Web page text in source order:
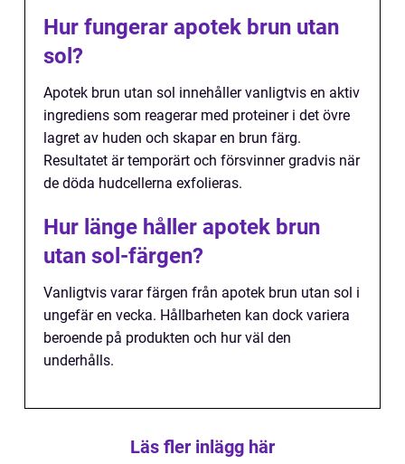
Hur fungerar apotek brun utan
sol?
Apotek brun utan sol innehåller vanligtvis en aktiv
ingrediens som reagerar med proteiner i det övre
lagret av huden och skapar en brun färg.
Resultatet är temporärt och försvinner gradvis när
de döda hudcellerna exfolieras.
Hur länge håller apotek brun
utan sol-färgen?
Vanligtvis varar färgen från apotek brun utan sol i
ungefär en vecka. Hållbarheten kan dock variera
beroende på produkten och hur väl den
underhålls.
Läs fler inlägg här